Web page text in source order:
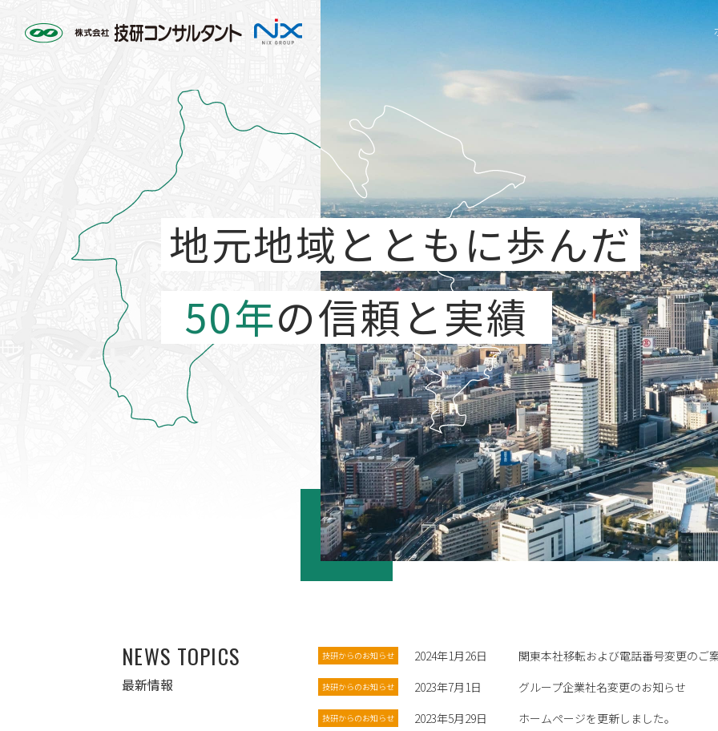
地元地域とともに歩んだ
50年の信頼と実績
NEWS TOPICS
最新情報
技研からのお知らせ 2024年1月26日 関東本社移転および電話番号変更のご
技研からのお知らせ 2023年7月1日 グループ企業社名変更のお知らせ
技研からのお知らせ 2023年5月29日 ホームページを更新しました。